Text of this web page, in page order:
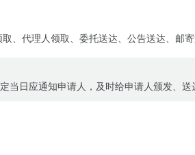
取、代理人领取、委托送达、公告送达、邮
当日应通知申请人，及时给申请人颁发、